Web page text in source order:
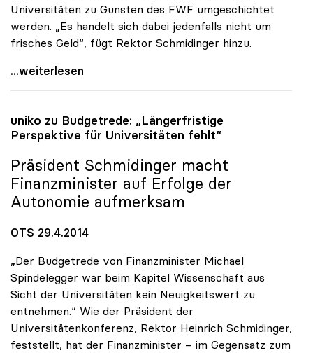
Universitäten zu Gunsten des FWF umgeschichtet
werden. „Es handelt sich dabei jedenfalls nicht um
frisches Geld“, fügt Rektor Schmidinger hinzu.
Schmidinger zu FWF-Finanzierung: „Reserven sind
...weiterlesen
uniko zu Budgetrede: „Längerfristige
Perspektive für Universitäten fehlt“
Präsident Schmidinger macht
Finanzminister auf Erfolge der
Autonomie aufmerksam
OTS 29.4.2014
„Der Budgetrede von Finanzminister Michael
Spindelegger war beim Kapitel Wissenschaft aus
Sicht der Universitäten kein Neuigkeitswert zu
entnehmen.“ Wie der Präsident der
Universitätenkonferenz, Rektor Heinrich Schmidinger,
feststellt, hat der Finanzminister – im Gegensatz zum